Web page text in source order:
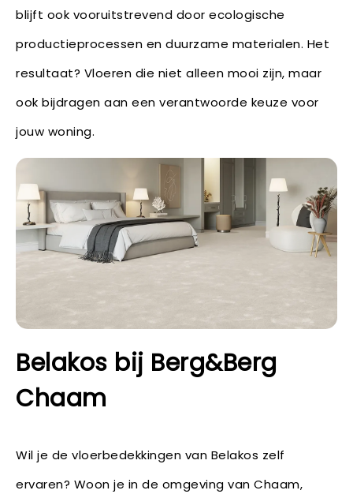
blijft ook vooruitstrevend door ecologische
productieprocessen en duurzame materialen. Het
resultaat? Vloeren die niet alleen mooi zijn, maar
ook bijdragen aan een verantwoorde keuze voor
jouw woning.
Belakos bij Berg&Berg
Chaam
Wil je de vloerbedekkingen van Belakos zelf
ervaren? Woon je in de omgeving van Chaam,